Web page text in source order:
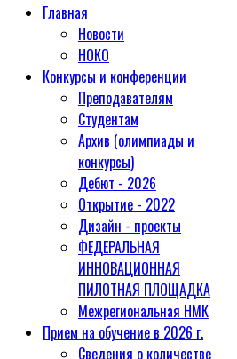
Главная
Новости
НОКО
Конкурсы и конференции
Преподавателям
Студентам
Архив (олимпиады и
конкурсы)
Дебют - 2026
Открытие - 2022
Дизайн - проекты
ФЕДЕРАЛЬНАЯ
ИННОВАЦИОННАЯ
ПИЛОТНАЯ ПЛОЩАДКА
Межрегиональная НМК
Прием на обучение в 2026 г.
Сведения о количестве